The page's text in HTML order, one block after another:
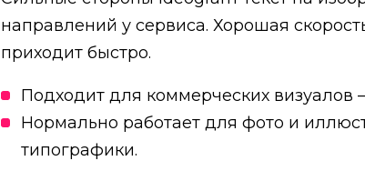
направлений у сервиса. Хорошая
приходит быстро.
Подходит для коммерческих
Нормально работает для фото и
типографики.